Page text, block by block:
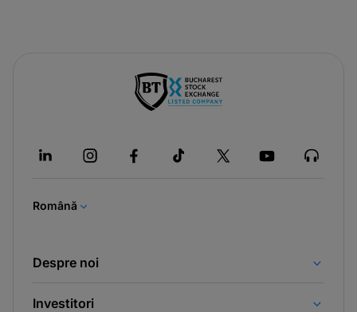
a
Română
Despre noi
Investitori